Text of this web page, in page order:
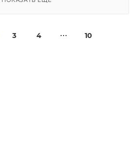
3 4 10